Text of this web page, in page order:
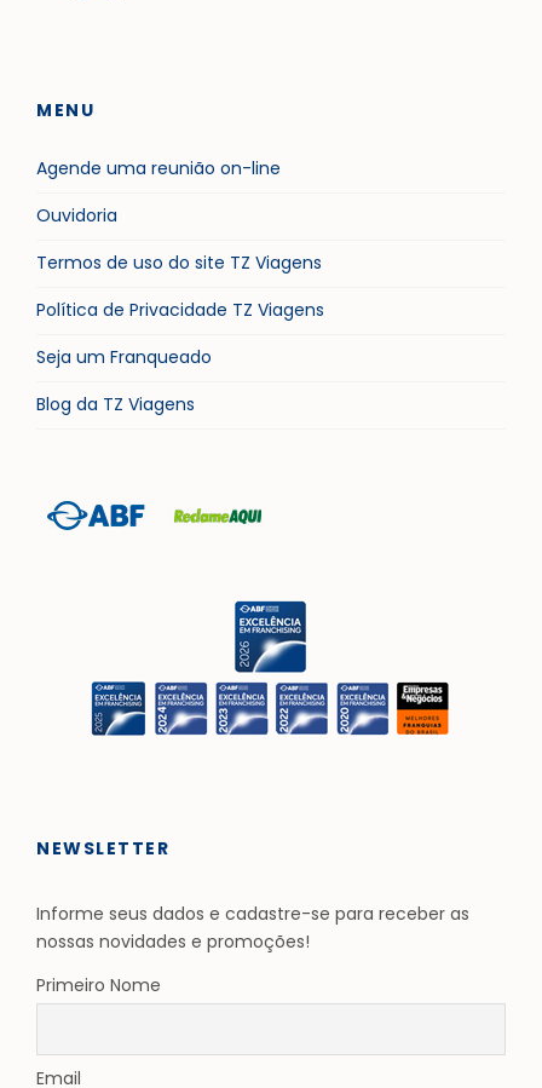
MENU
Agende uma reunião on-line
Ouvidoria
Termos de uso do site TZ Viagens
Política de Privacidade TZ Viagens
Seja um Franqueado
Blog da TZ Viagens
NEWSLETTER
Informe seus dados e cadastre-se para receber as
nossas novidades e promoções!
Primeiro Nome
Email